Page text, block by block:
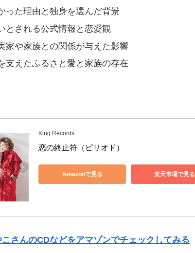
った理由と独身を選んだ背景
とされる公式情報と恋愛観
家や家族との関係が与えた影響
支えたふるさと愛と家族の存在
King Records
恋の終止符（ピリオド）
Amazonで見る 楽天市場で見る
さんのCDなどをアマゾンでチェックしてみる